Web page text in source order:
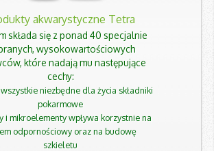
akwarystyczne Tetra
składa się z ponad 40 specjalnie
wysokowartościowych
które nadają mu następujące
cechy:
niezbędne dla życia składniki
pokarmowe
i mikroelementy wpływa korzystnie na
odpornościowy oraz na budowę
szkieletu